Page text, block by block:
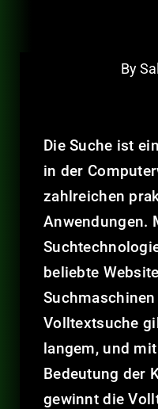
By
Die Suche ist
in der
zahlreichen
Anwendungen.
beliebte
Volltextsuche
langem, und
Bedeutung der
gewinnt die